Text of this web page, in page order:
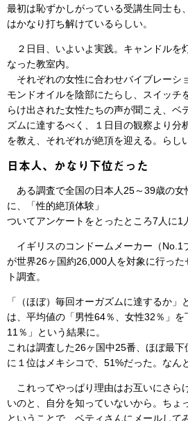
最初は恥ずかしがっている受講生同士も
はかなり打ち解けているらしい。
２日目、いよいよ実践。キャンドルを
なった教室内。
それぞれの女性に合わせバイブレーシ
モンドオイルを陰部にたらし、スイッチ
らけ出された女性たちの声が聞こえ、ベ
ズムに達するべく、１日目の観察より分
を教え、それぞれが絶頂を迎える。らしい
日本人、かなり下位だった
ある調査で全国の日本人25～39歳の女
に、「性的絶頂体験」
ついてアンケートをとったところ7人に1
イギリスのコンドームメーカー（No.1
が世界26ヶ国約26,000人を対象に行っ
ト調査。
「（ほぼ）毎回オーガズムに達するか」
は、平均値の「男性64％、女性32％」
11％」という結果に。
これは調査した26ヶ国中25番、ほぼ最
に１位はメキシコで、51%だった。なん
これってやっぱり理由はお互いにさら
いのと、自分を知っていないから。ちょ
ということで、ベティさんにメールして